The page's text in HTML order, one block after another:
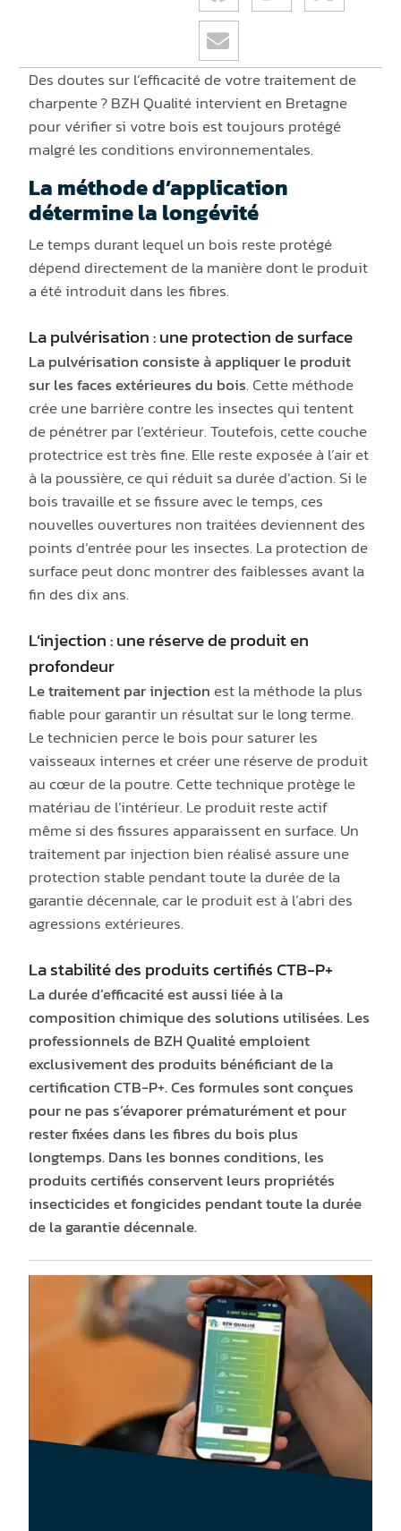
Des doutes sur l’efficacité de votre traitement de
charpente ? BZH Qualité intervient en Bretagne
pour vérifier si votre bois est toujours protégé
malgré les conditions environnementales.
La méthode d’application
détermine la longévité
Le temps durant lequel un bois reste protégé
dépend directement de la manière dont le produit
a été introduit dans les fibres.
La pulvérisation : une protection de surface
La pulvérisation consiste à appliquer le produit
sur les faces extérieures du bois. Cette méthode
crée une barrière contre les insectes qui tentent
de pénétrer par l’extérieur. Toutefois, cette couche
protectrice est très fine. Elle reste exposée à l’air et
à la poussière, ce qui réduit sa durée d’action. Si le
bois travaille et se fissure avec le temps, ces
nouvelles ouvertures non traitées deviennent des
points d’entrée pour les insectes. La protection de
surface peut donc montrer des faiblesses avant la
fin des dix ans.
L’injection : une réserve de produit en
profondeur
Le traitement par injection est la méthode la plus
fiable pour garantir un résultat sur le long terme.
Le technicien perce le bois pour saturer les
vaisseaux internes et créer une réserve de produit
au cœur de la poutre. Cette technique protège le
matériau de l’intérieur. Le produit reste actif
même si des fissures apparaissent en surface. Un
traitement par injection bien réalisé assure une
protection stable pendant toute la durée de la
garantie décennale, car le produit est à l’abri des
agressions extérieures.
La stabilité des produits certifiés CTB-P+
La durée d’efficacité est aussi liée à la
composition chimique des solutions utilisées. Les
professionnels deBZH Qualité emploient
exclusivement des produits bénéficiant de la
certification CTB-P+. Ces formules sont conçues
pour ne pas s’évaporer prématurément et pour
rester fixées dans les fibres du bois plus
longtemps. Dans les bonnes conditions, les
produits certifiés conservent leurs propriétés
insecticides et fongicides pendant toute la durée
de la garantie décennale.